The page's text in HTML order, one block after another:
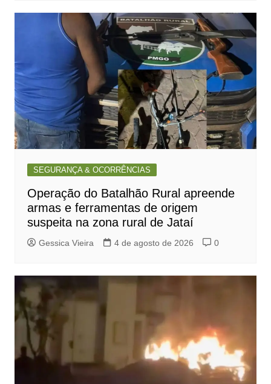
SEGURANÇA & OCORRÊNCIAS
Operação do Batalhão Rural apreende
armas e ferramentas de origem
suspeita na zona rural de Jataí
Gessica Vieira 4 de agosto de 2026 0